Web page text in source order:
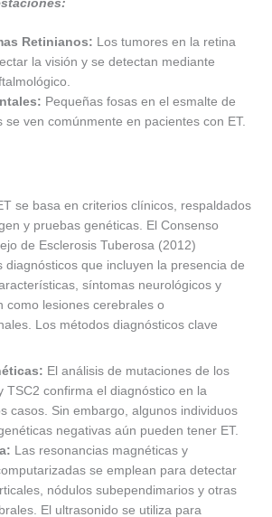
Retinianos: Los tumores en la retina
la visión y se detectan mediante
Pequeñas fosas en el esmalte de
se ven comúnmente en pacientes con ET.
se basa en criterios clínicos, respaldados
y pruebas genéticas. El Consenso
de Esclerosis Tuberosa (2012)
diagnósticos que incluyen la presencia de
síntomas neurológicos y
como lesiones cerebrales o
Los métodos diagnósticos clave
El análisis de mutaciones de los
TSC2 confirma el diagnóstico en la
casos. Sin embargo, algunos individuos
negativas aún pueden tener ET.
Las resonancias magnéticas y
se emplean para detectar
nódulos subependimarios y otras
El ultrasonido se utiliza para